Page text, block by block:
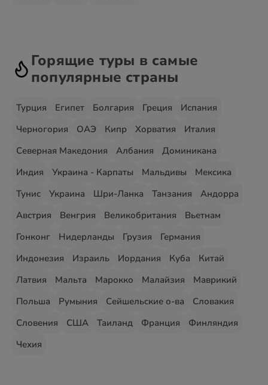
Горящие туры в самые
популярные страны
Турция Египет Болгария Греция
Испания
Черногория
ОАЭ Кипр Хорватия
Италия
Северная Македония
Албания
Доминикана
Индия
Украина - Карпаты Мальдивы
Мексика
Тунис
Украина Шри-Ланка Танзания
Андорра
Австрия
Венгрия Великобритания
Вьетнам
Гонконг
Нидерланды Грузия
Германия
Индонезия
Израиль Иордания Куба
Китай
Латвия
Мальта Марокко Малайзия
Маврикий
Польша
Румыния Сейшельские о-ва
Словакия
Словения
США Таиланд Франция
Финляндия
Чехия